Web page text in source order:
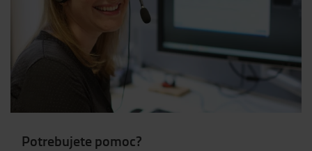
Potrebujete pomoc?